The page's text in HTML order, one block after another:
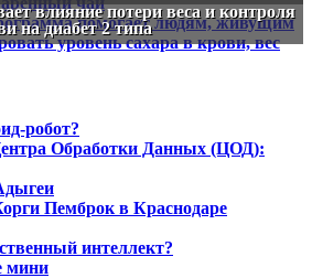
влияние потери веса и контроля
на диабет 2 типа
робот?
Обработки Данных (ЦОД):
Пемброк в Краснодаре
интеллект?
мини